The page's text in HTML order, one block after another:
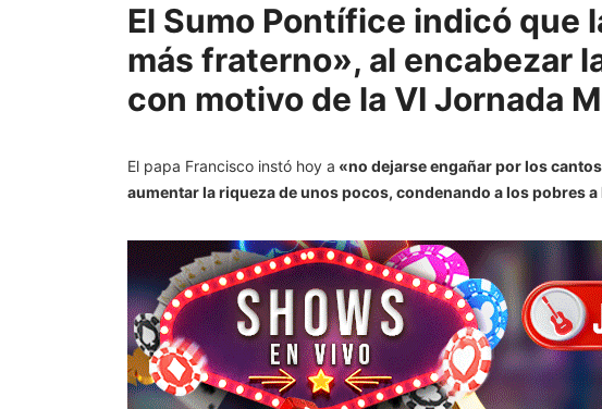
El Sumo Pontífice indicó que
más fraterno», al encabezar
con motivo de la VI Jornada
El papa Francisco instó hoy a «no dejarse engañar por los
aumentar la riqueza de unos pocos, condenando a los pobres